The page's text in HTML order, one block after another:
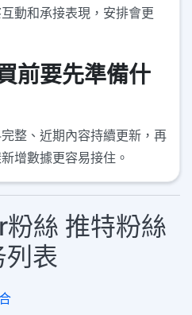
動和承接表現，安排會更
前要先準備什
整、近期內容持續更新，再
增數據更容易接住。
絲 推特粉絲
列表